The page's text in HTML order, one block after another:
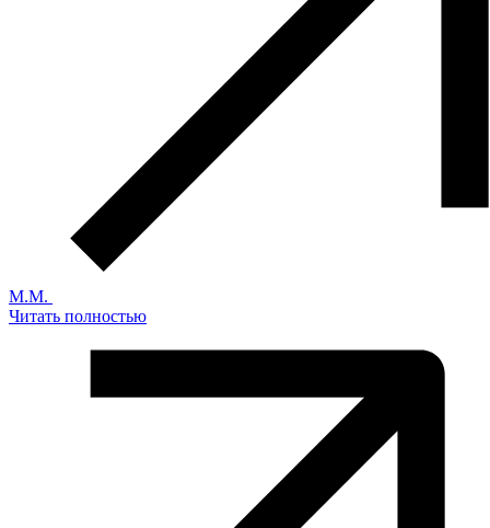
М.М.
Читать полностью